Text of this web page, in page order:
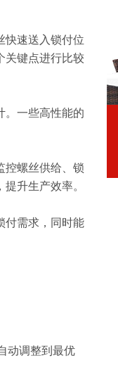
快速送入锁付位
关键点进行比较
。一些高性能的
控螺丝供给、锁
升生产效率。
付需求，同时能
动调整到最优